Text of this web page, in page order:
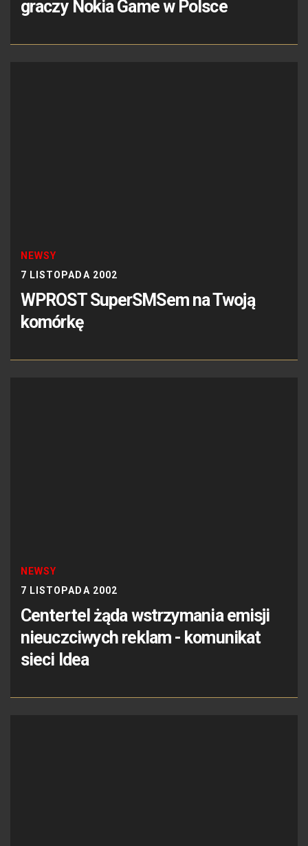
graczy Nokia Game w Polsce
NEWSY
7 LISTOPADA 2002
WPROST SuperSMSem na Twoją
komórkę
NEWSY
7 LISTOPADA 2002
Centertel żąda wstrzymania emisji
nieuczciwych reklam - komunikat
sieci Idea